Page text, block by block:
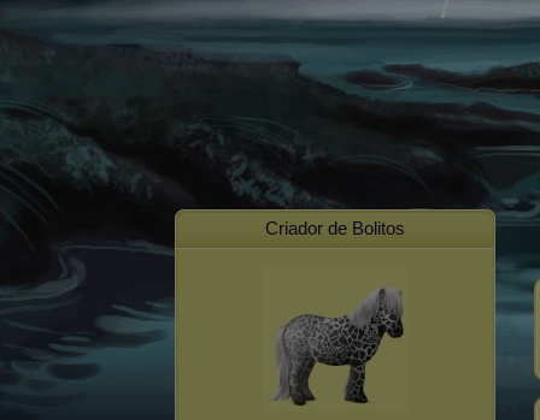
Criador de Bolitos